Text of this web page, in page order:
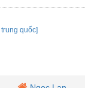
trung quốc]